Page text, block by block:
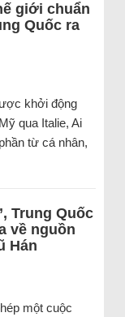
giới chuẩn
Quốc ra
khởi động
qua Italie, Ai
từ cá nhân,
Trung Quốc
về nguồn
Hán
một cuộc